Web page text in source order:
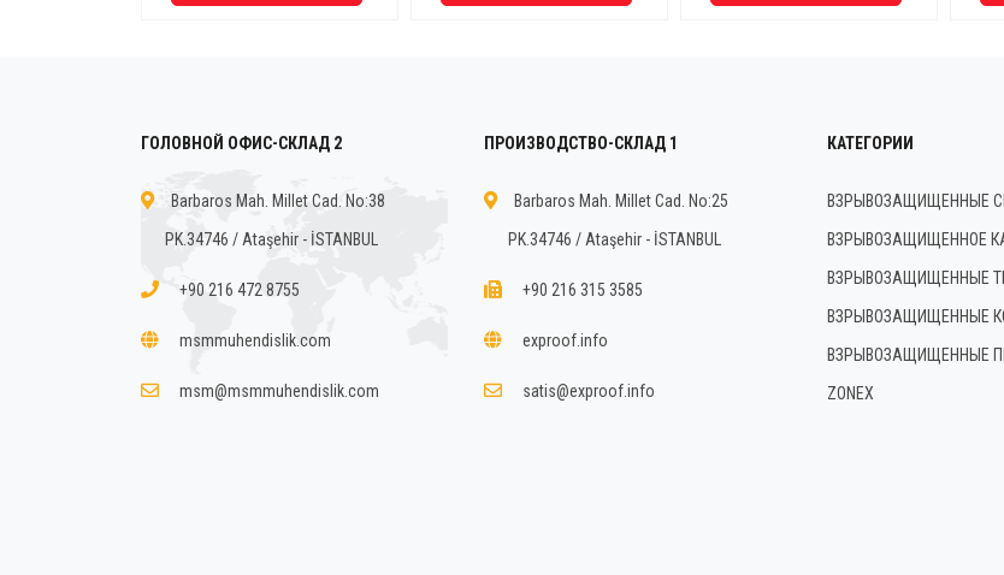
ГОЛОВНОЙ ОФИС-СКЛАД 2
Barbaros Mah. Millet Cad. No:38
PK.34746 / Ataşehir - İSTANBUL
+90 216 472 8755
msmmuhendislik.com
msm@msmmuhendislik.com
ПРОИЗВОДСТВО-СКЛАД 1
Barbaros Mah. Millet Cad. No:25
PK.34746 / Ataşehir - İSTANBUL
+90 216 315 3585
exproof.info
satis@exproof.info
КАТЕГОРИИ
ВЗРЫВОЗАЩИЩЕННЫЕ
ВЗРЫВОЗАЩИЩЕННОЕ
ВЗРЫВОЗАЩИЩЕННЫЕ
ВЗРЫВОЗАЩИЩЕННЫЕ
ВЗРЫВОЗАЩИЩЕННЫЕ
ZONEX